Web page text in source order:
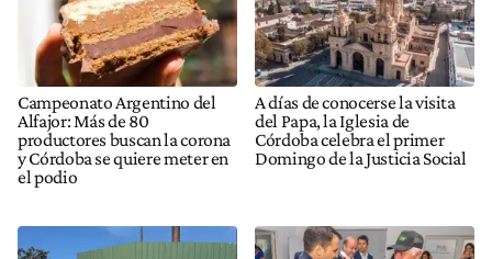
Campeonato Argentino del
Alfajor: Más de 80
productores buscan la corona
y Córdoba se quiere meter en
el podio
A días de conocerse la visita
del Papa, la Iglesia de
Córdoba celebra el primer
Domingo de la Justicia Social